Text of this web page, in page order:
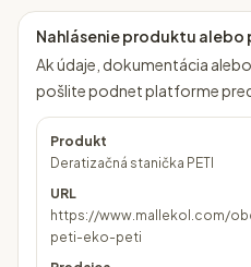
Nahlásenie produktu alebo
Ak údaje, dokumentácia
pošlite podnet platforme
Produkt
Deratizačná stanička PETI
URL
https://www.mallekol.com/
peti-eko-peti